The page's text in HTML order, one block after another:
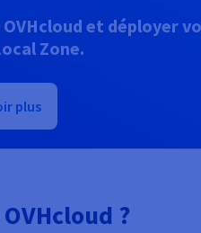
et déployer
Zone.
plus
?